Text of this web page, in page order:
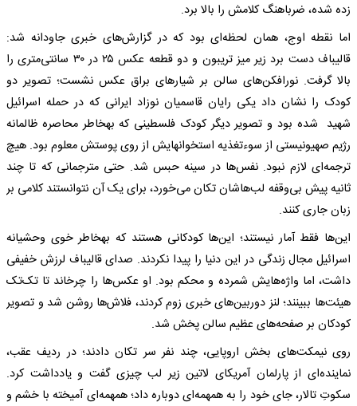
زده شده، ضرباهنگ کلامش را بالا برد.
اما نقطه اوج، همان لحظه‌ای بود که در گزارش‌های خبری جاودانه شد:
قالیباف دست برد زیر میز تریبون و دو قطعه عکس ۲۵ در ۳۰ سانتی‌متری را
بالا گرفت. نورافکن‌های سالن بر شیارهای براق عکس نشست؛ تصویر دو
کودک را نشان داد یکی رایان قاسمیان نوزاد ایرانی که در حمله اسرائیل
شهید شده بود و تصویر دیگر کودک فلسطینی که به‎خاطر محاصره ظالمانه
رژیم صهیونیستی از سوءتغذیه استخوان‎هایش از روی پوستش معلوم بود. هیچ
ترجمه‌ای لازم نبود. نفس‌ها در سینه حبس شد. حتی مترجمانی که تا چند
ثانیه پیش بی‌وقفه لب‌هاشان تکان می‌خورد، برای یک آن نتوانستند کلامی بر
زبان جاری کنند.
این‌ها فقط آمار نیستند؛ این‌ها کودکانی هستند که به‎خاطر خوی وحشیانه
اسرائیل مجال زندگی در این دنیا را پیدا نکردند. صدای قالیباف لرزش خفیفی
داشت، اما واژه‌هایش شمرده و محکم بود. او عکس‌ها را چرخاند تا تک‌تک
هیئت‌ها ببینند؛ لنز دوربین‌های خبری زوم کردند، فلاش‌ها روشن شد و تصویر
کودکان بر صفحه‌های عظیم سالن پخش شد.
روی نیمکت‌های بخش اروپایی، چند نفر سر تکان دادند؛ در ردیف عقب،
نماینده‌ای از پارلمان آمریکای لاتین زیر لب چیزی گفت و یادداشت کرد.
سکوتِ تالار، جای خود را به همهمه‌ای دوباره داد؛ همهمه‌ای آمیخته با خشم و